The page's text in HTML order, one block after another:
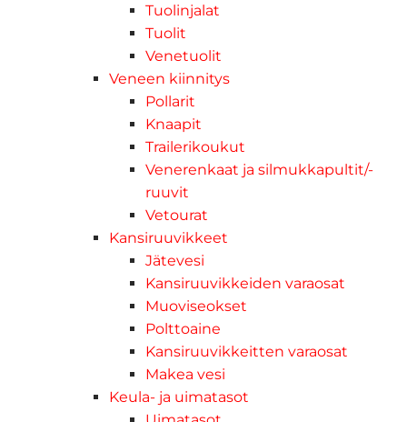
Tuolinjalat
Tuolit
Venetuolit
Veneen kiinnitys
Pollarit
Knaapit
Trailerikoukut
Venerenkaat ja silmukkapultit/-
ruuvit
Vetourat
Kansiruuvikkeet
Jätevesi
Kansiruuvikkeiden varaosat
Muoviseokset
Polttoaine
Kansiruuvikkeitten varaosat
Makea vesi
Keula- ja uimatasot